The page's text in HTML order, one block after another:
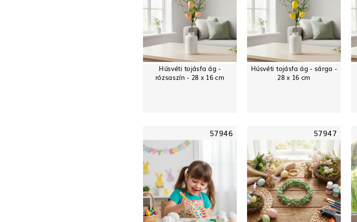
Húsvéti tojásfa ág -
rózsaszín - 28 x 16 cm
Húsvéti tojásfa ág - sárga -
28 x 16 cm
57946 57947